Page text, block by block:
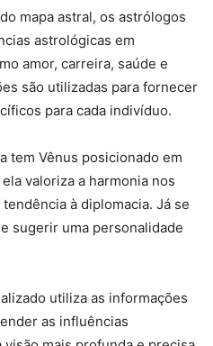
mapa astral, os astrólogos
astrológicas em
amor, carreira, saúde e
são utilizadas para fornecer
para cada indivíduo.
tem Vênus posicionado em
valoriza a harmonia nos
à diplomacia. Já se
sugerir uma personalidade
utiliza as informações
as influências